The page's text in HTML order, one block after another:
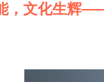
，文化生辉